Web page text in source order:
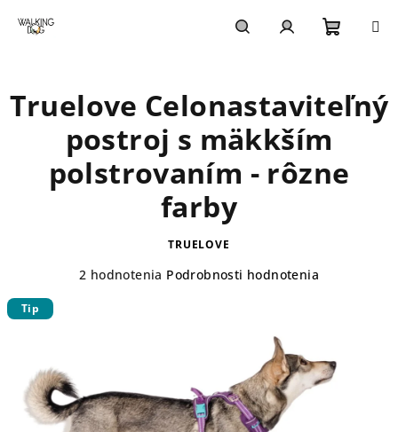
košík
Truelove Celonastaviteľný
postroj s mäkkším
polstrovaním - rôzne
farby
TRUELOVE
Priemerné
hviezdičiek.
2 hodnotenia Podrobnosti hodnotenia
Tip